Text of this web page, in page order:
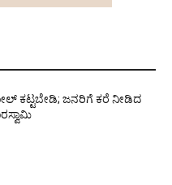
ಕಟ್ಟಬೇಡಿ; ಜನರಿಗೆ ಕರೆ ನೀಡಿದ